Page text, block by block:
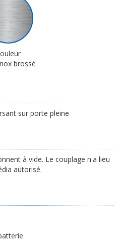
brossé
sur porte pleine
à vide. Le couplage n'a lieu
autorisé.